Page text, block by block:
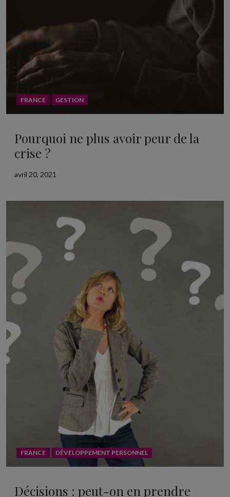
FRANCE GESTION
Pourquoi ne plus avoir peur de la
crise ?
avril 20, 2021
FRANCE DÉVELOPPEMENT PERSONNEL
Décisions : peut-on en prendre